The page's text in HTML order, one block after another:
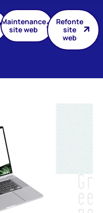
Maintenance
site web
Refonte
site
web